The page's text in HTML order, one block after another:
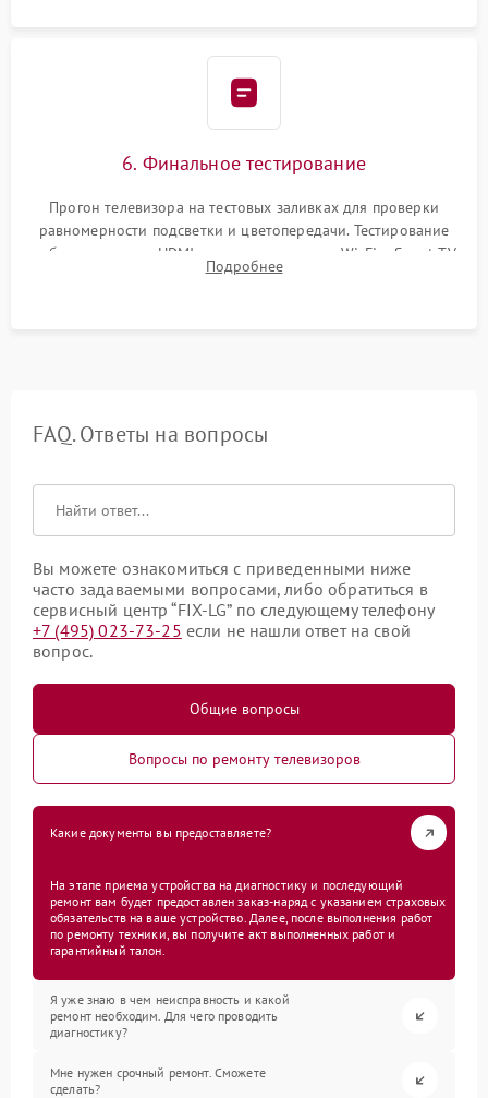
6. Финальное тестирование
Прогон телевизора на тестовых заливках для проверки
равномерности подсветки и цветопередачи. Тестирование
работы разъемов HDMI, динамиков, модуля Wi-Fi и Smart TV
в рабочем режиме в течение нескольких часов.
Подробнее
FAQ. Ответы на вопросы
Вы можете ознакомиться с приведенными ниже
часто задаваемыми вопросами, либо обратиться в
сервисный центр “FIX-LG” по следующему телефону
+7 (495) 023-73-25 если не нашли ответ на свой
вопрос.
Общие вопросы
Вопросы по ремонту телевизоров
Какие документы вы предоставляете?
На этапе приема устройства на диагностику и последующий
ремонт вам будет предоставлен заказ-наряд с указанием страховых
обязательств на ваше устройство. Далее, после выполнения работ
по ремонту техники, вы получите акт выполненных работ и
гарантийный талон.
Я уже знаю в чем неисправность и какой
ремонт необходим. Для чего проводить
диагностику?
Мне нужен срочный ремонт. Сможете
сделать?